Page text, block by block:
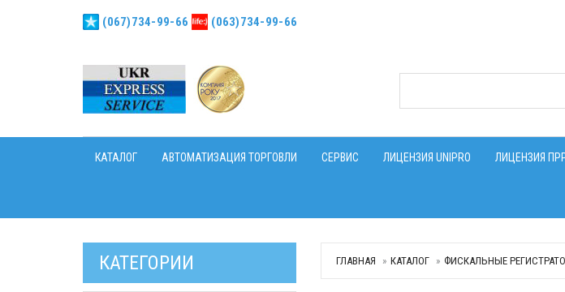
(067)734-99-66 (063)734-99-66
КАТАЛОГ АВТОМАТИЗАЦИЯ ТОРГОВЛИ СЕРВИС ЛИЦЕНЗИЯ UNIPRO ЛИЦЕНЗИЯ
ГЛАВНАЯ КАТАЛОГ ФИСКАЛЬНЫЕ
КАТЕГОРИИ